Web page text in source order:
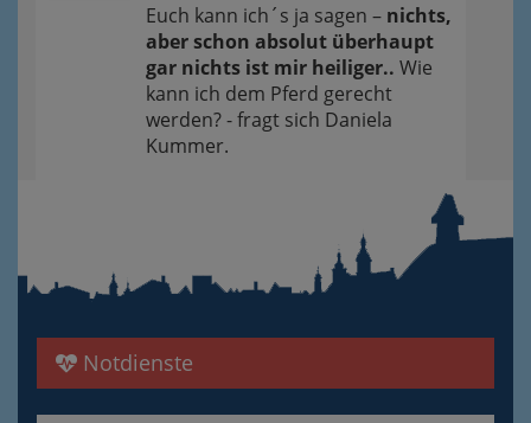
Euch kann ich´s ja sagen – nichts,
aber schon absolut überhaupt
gar nichts ist mir heiliger.. Wie
kann ich dem Pferd gerecht
werden? - fragt sich Daniela
Kummer.
Notdienste